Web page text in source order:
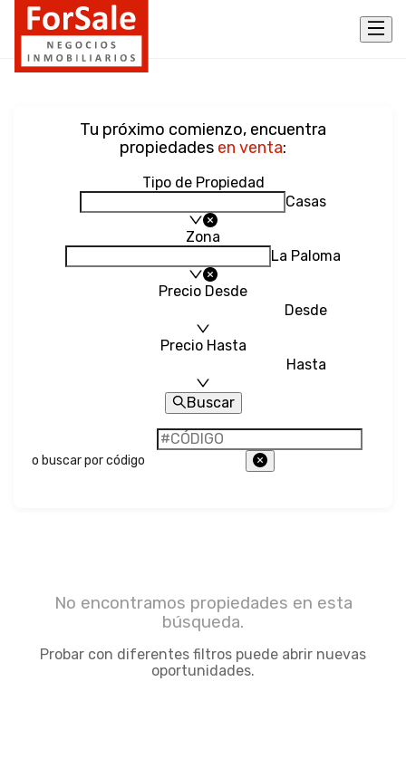
Tu próximo comienzo, encuentra
propiedades en venta:
Tipo de Propiedad
Casas
Zona
La Paloma
Precio Desde
Desde
Precio Hasta
Hasta
Buscar
o buscar por código
No encontramos propiedades en esta
búsqueda.
Probar con diferentes filtros puede abrir nuevas
oportunidades.